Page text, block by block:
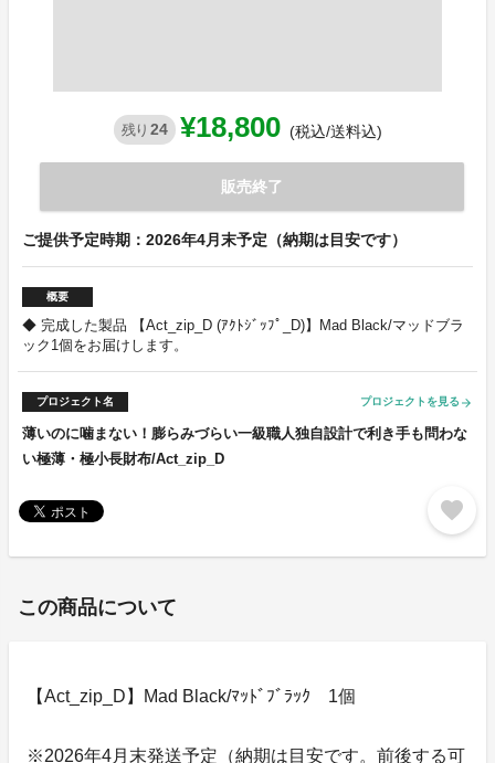
残り 24 ¥18,800 (税込/送料込)
販売終了
ご提供予定時期：2026年4月末予定（納期は目安です）
概要
◆ 完成した製品 【Act_zip_D (ｱｸﾄｼﾞｯﾌﾟ_D)】Mad Black/マッドブラ
ック1個をお届けします。
プロジェクト名 プロジェクトを見る arrow_forward
薄いのに噛まない！膨らみづらい一級職人独自設計で利き手も問わな
い極薄・極小長財布/Act_zip_D
favorite
この商品について
【Act_zip_D】Mad Black/ﾏｯﾄﾞﾌﾞﾗｯｸ 1個
※2026年4月末発送予定（納期は目安です。前後する可